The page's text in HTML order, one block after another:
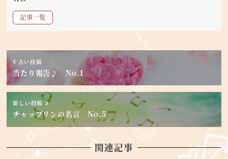
記事一覧
古い投稿
当たり報告♪ No.1
新しい投稿
チャップリンの名言 No.5
関連記事